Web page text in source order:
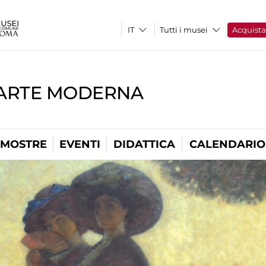
Tutti i musei Acquista
MODERNA
MOSTRE EVENTI DIDATTICA CALENDARIO